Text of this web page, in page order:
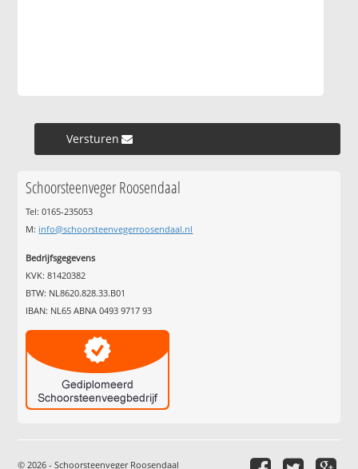
Versturen »
Schoorsteenveger Roosendaal
Tel: 0165-235053
M: info@schoorsteenvegerroosendaal.nl
Bedrijfsgegevens
KVK: 81420382
BTW: NL8620.828.33.B01
IBAN: NL65 ABNA 0493 9717 93
© 2026 - Schoorsteenveger Roosendaal